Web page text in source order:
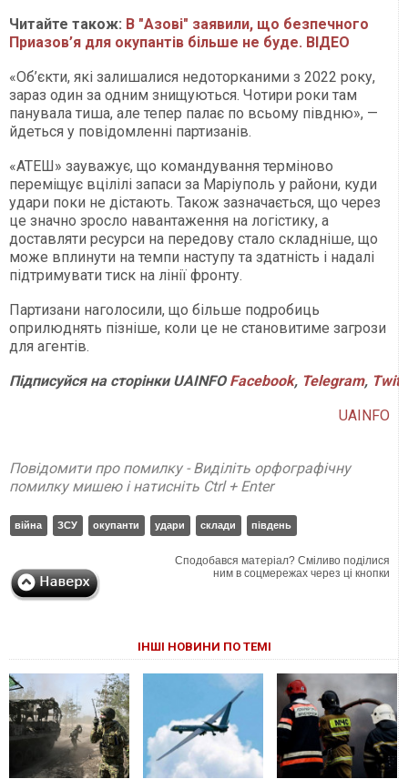
Читайте також: В "Азові" заявили, що безпечного
Приазов’я для окупантів більше не буде. ВІДЕО
«Об’єкти, які залишалися недоторканими з 2022 року,
зараз один за одним знищуються. Чотири роки там
панувала тиша, але тепер палає по всьому півдню», —
йдеться у повідомленні партизанів.
«АТЕШ» зауважує, що командування терміново
переміщує вцілілі запаси за Маріуполь у райони, куди
удари поки не дістають. Також зазначається, що через
це значно зросло навантаження на логістику, а
доставляти ресурси на передову стало складніше, що
може вплинути на темпи наступу та здатність і надалі
підтримувати тиск на лінії фронту.
Партизани наголосили, що більше подробиць
оприлюднять пізніше, коли це не становитиме загрози
для агентів.
ПідписуйсянасторінкиUAINFO Facebook, Telegram,
UAINFO
Повідомити про помилку - Виділіть орфографічну
помилку мишею і натисніть Ctrl + Enter
війна ЗСУ окупанти удари склади південь
Сподобався матеріал? Сміливо поділися
ним в соцмережах через ці кнопки
ІНШІ НОВИНИ ПО ТЕМІ